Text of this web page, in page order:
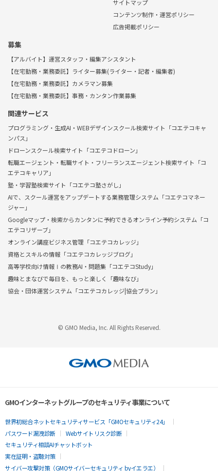
サイトマップ
コンテンツ制作・運営ポリシー
広告掲載ポリシー
募集
【アルバイト】運営スタッフ・編集アシスタント
【在宅勤務・業務委託】ライター募集(ライター・記者・編集者)
【在宅勤務・業務委託】カメラマン募集
【在宅勤務・業務委託】事務・カンタン作業募集
関連サービス
プログラミング・生成AI・WEBデザインスクール検索サイト「コエテコキャ
ンパス」
ドローンスクール検索サイト「コエテコドローン」
転職エージェント・転職サイト・フリーランスエージェント検索サイト「コ
エテコキャリア」
塾・学習塾検索サイト「コエテコ塾さがし」
AIで、スクール運営をアップデートする業務管理システム「コエテコマネー
ジャー」
Googleマップ・検索からカンタンに予約できるオンライン予約システム「コ
エテコリザーブ」
オンライン講座ビジネス管理「コエテコカレッジ」
資格とスキルの情報「コエテコカレッジブログ」
高等学校向け情報Ⅰの教務AI・問題集「コエテコStudy」
趣味とまなびで毎日を、もっと楽しく「趣味なび」
協会・団体運営システム「コエテコカレッジ|協会プラン」
© GMO Media, Inc. All Rights Reserved.
GMOインターネットグループのセキュリティ事業について
世界初総合ネットセキュリティサービス「GMOセキュリティ24」
パスワード漏洩診断
Webサイトリスク診断
セキュリティ相談AIチャットボット
実在証明・盗聴対策
サイバー攻撃対策（GMOサイバーセキュリティ byイエラエ）